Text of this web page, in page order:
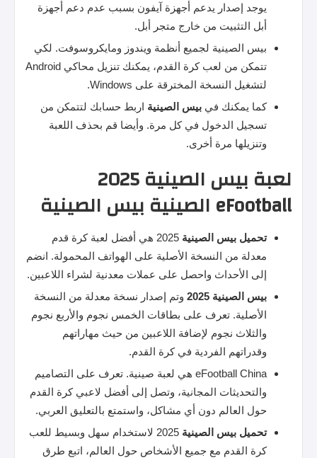
يوجد إصدار يدعم أجهزة آيفون بسبب عدم دعم أجهزة
أبل التثبيت من خارج متجر أبل.
بيس الصينية لجميع أنظمة ويندوز ومايكروسوفت. لكي
تتمكن من لعب كرة القدم، يمكنك تنزيل محاكي Android
لتشغيل النسخة المخترقة على Windows.
كما يمكنك في بيس الصينية اربط حسابك لتتمكن من
تسجيل الدخول في كل مرة. وأيضا قم بحذف اللعبة
وتنزيلها مرة أخرى.
لعبة بيس الصينية 2025
eFootball الصينية بيس الصينية
تحميل بيس الصينية
2025 هي أفضل لعبة كرة قدم
معدلة من النسخة الأصلية على الهواتف المحمولة. انضم
إلى الأحداث واحصل على عملات معدنية لشراء اللاعبين.
بيس الصينية 2025
وتم إصدار نسخة معدلة من النسخة
الأصلية. تعرف على بطاقات الخمس نجوم والأربع نجوم
والثلاث نجوم لإضافة اللاعبين من حيث مهاراتهم
وقدراتهم الفردية في كرة القدم.
eFootball China هي لعبة صينية. تعرف على التصاميم
والتحديثات المجانية، وتصل إلى أفضل لاعبي كرة القدم
حول العالم دون أي مشاكل، واستمتع بالتعليق العربي.
تحميل بيس الصينية
2025 لاستخدام سهل وبسيط للعب
كرة القدم مع جميع الأشخاص حول العالم، اتبع طرق